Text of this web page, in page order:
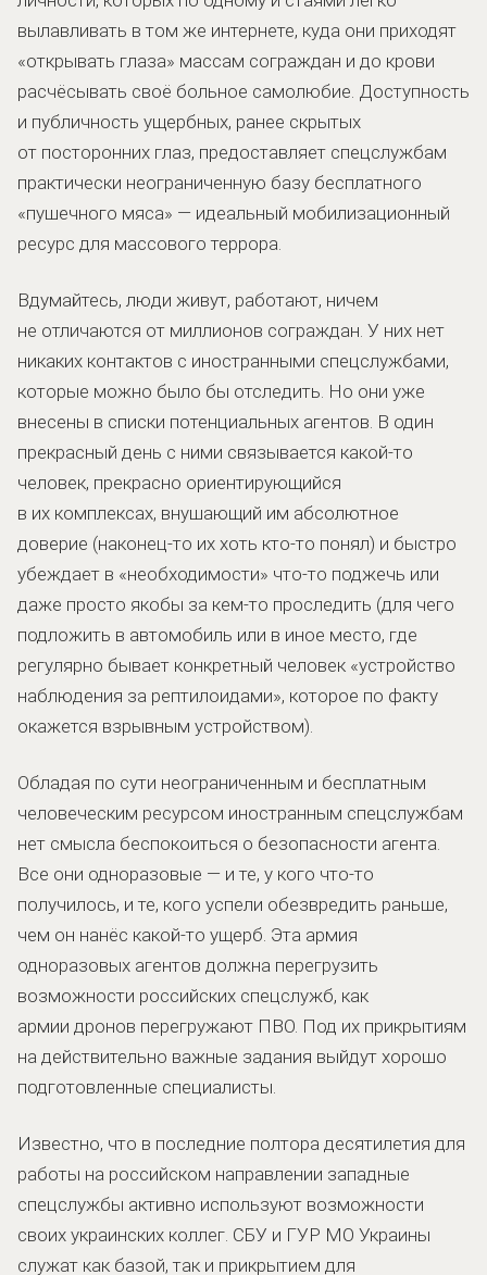
вылавливать в том же интернете, куда они приходят
«открывать глаза» массам сограждан и до крови
расчёсывать своё больное самолюбие. Доступность
и публичность ущербных, ранее скрытых
от посторонних глаз, предоставляет спецслужбам
практически неограниченную базу бесплатного
«пушечного мяса» — идеальный мобилизационный
ресурс для массового террора.
Вдумайтесь, люди живут, работают, ничем
не отличаются от миллионов сограждан. У них нет
никаких контактов с иностранными спецслужбами,
которые можно было бы отследить. Но они уже
внесены в списки потенциальных агентов. В один
прекрасный день с ними связывается какой-то
человек, прекрасно ориентирующийся
в их комплексах, внушающий им абсолютное
доверие (наконец-то их хоть кто-то понял) и быстро
убеждает в «необходимости» что-то поджечь или
даже просто якобы за кем-то проследить (для чего
подложить в автомобиль или в иное место, где
регулярно бывает конкретный человек «устройство
наблюдения за рептилоидами», которое по факту
окажется взрывным устройством).
Обладая по сути неограниченным и бесплатным
человеческим ресурсом иностранным спецслужбам
нет смысла беспокоиться о безопасности агента.
Все они одноразовые — и те, у кого что-то
получилось, и те, кого успели обезвредить раньше,
чем он нанёс какой-то ущерб. Эта армия
одноразовых агентов должна перегрузить
возможности российских спецслужб, как
армии дронов перегружают ПВО. Под их прикрытиям
на действительно важные задания выйдут хорошо
подготовленные специалисты.
Известно, что в последние полтора десятилетия для
работы на российском направлении западные
спецслужбы активно используют возможности
своих украинских коллег. СБУ и ГУР МО Украины
служат как базой, так и прикрытием для